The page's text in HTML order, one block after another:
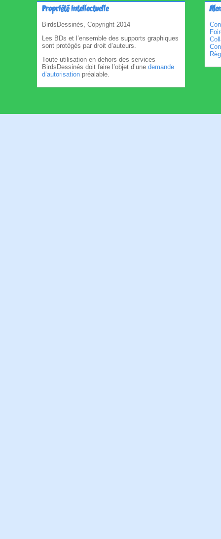
Propriété intellectuelle
BirdsDessinés, Copyright 2014
Les BDs et l’ensemble des supports graphiques
sont protégés par droit d’auteurs.
Toute utilisation en dehors des services
BirdsDessinés doit faire l’objet d’une demande
d’autorisation préalable.